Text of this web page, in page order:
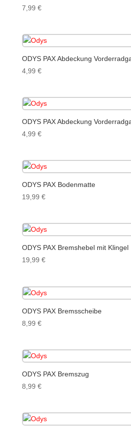
7,99 €
ODYS PAX Abdeckung
4,99 €
ODYS PAX Abdeckung
4,99 €
ODYS PAX Bodenmatte
19,99 €
ODYS PAX Bremshebel mit Klingel
19,99 €
ODYS PAX Bremsscheibe
8,99 €
ODYS PAX Bremszug
8,99 €